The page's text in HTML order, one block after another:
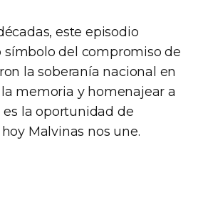
este episodio
símbolo del compromiso de
la soberanía nacional en
la memoria y homenajear a
la oportunidad de
Malvinas nos une.